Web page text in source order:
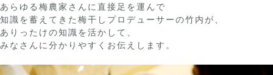
あらゆる梅農家さんに直接足を運んで
知識を蓄えてきた梅干しプロデューサーの竹内が、
ありったけの知識を活かして、
みなさんに分かりやすくお伝えします。